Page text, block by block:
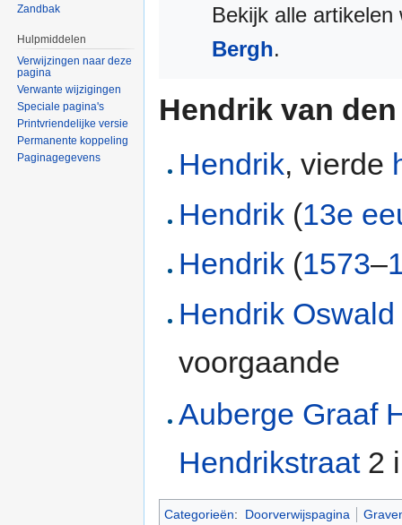
Bekijk alle
Bergh.
Hendrik van
Hendrik, vierde
Hendrik (13e
Hendrik (1573–
Hendrik Oswald
voorgaande
Auberge Graaf
Hendrikstraat2
Categorieën: Doorverwijspagina
Zandbak
Hulpmiddelen
Verwijzingen naar deze
pagina
Verwante wijzigingen
Speciale pagina's
Printvriendelijke versie
Permanente koppeling
Paginagegevens